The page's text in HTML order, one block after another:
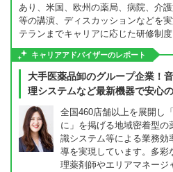
あり、米国、欧州の薬局、病院、介
等の講演、ディスカッションなどを
テランまでキャリアに応じた研修制度
キャリアアドバイザーのレポート
大手医薬品卸のグループ企業！
理システムなど最新機器で安心
全国460店舗以上を展開し
に」を掲げる地域密着型
識システム等による業務効
導を実現しています。多彩
理薬剤師やエリアマネージ